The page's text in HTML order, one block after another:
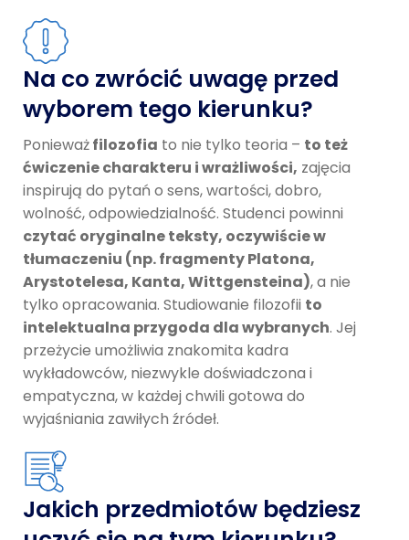
Na co zwrócić uwagę przed
wyborem tego kierunku?
Ponieważfilozofia to nie tylko teoria – to też
ćwiczenie charakteru i wrażliwości, zajęcia
inspirują do pytań o sens, wartości, dobro,
wolność, odpowiedzialność. Studenci powinni
czytać oryginalne teksty, oczywiście w
tłumaczeniu (np. fragmenty Platona,
Arystotelesa, Kanta, Wittgensteina), a nie
tylko opracowania. Studiowanie filozofii to
intelektualna przygoda dla wybranych. Jej
przeżycie umożliwia znakomita kadra
wykładowców, niezwykle doświadczona i
empatyczna, w każdej chwili gotowa do
wyjaśniania zawiłych źródeł.
Jakich przedmiotów będziesz